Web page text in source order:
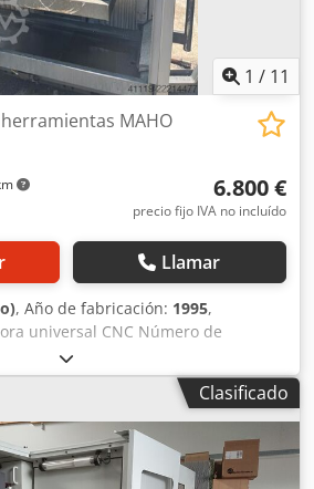
1 / 11
MAHO
6.800 €
precio fijo IVA no incluído
Llamar
, Año de fabricación: 1995,
universal CNC Número de
Deckel MAHO Año de
MH 600W Número de máquina:
33.066 h Csdpfozg S Iqox
Recorridos x-y-z: 600 – 400 –
husillo: 80 mm Mesa: 900 x 480 mm
20 a 4.000 rpm Avance: de 1 a
Clasificado